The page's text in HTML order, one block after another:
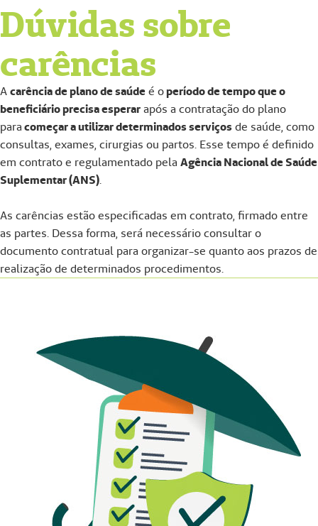
Dúvidas sobre
carências
Acarência de plano de saúdeé operíodo de tempo que o
beneficiário precisa esperarapós a contratação do plano
paracomeçar a utilizar determinados serviçosde saúde, como
consultas, exames, cirurgias ou partos. Esse tempo é definido
em contrato e regulamentado pela Agência Nacional de Saúde
Suplementar (ANS).
As carências estão especificadas em contrato, firmado entre
as partes. Dessa forma, será necessário consultar o
documento contratual para organizar-se quanto aos prazos de
realização de determinados procedimentos.